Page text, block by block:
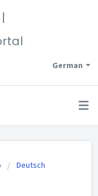
German
Deutsch